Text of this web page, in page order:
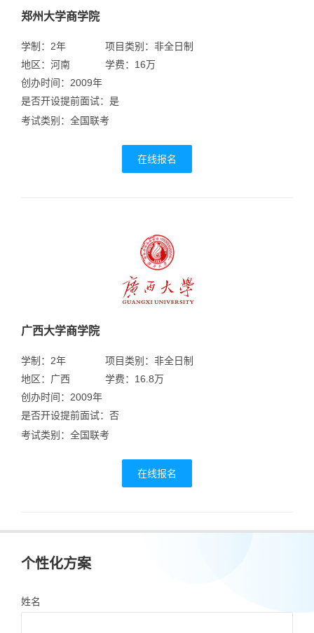
郑州大学商学院
学制：2年
地区：河南
项目类别：非全日制
学费：16万
创办时间：2009年
是否开设提前面试：是
考试类别：全国联考
在线报名
广西大学商学院
学制：2年
地区：广西
项目类别：非全日制
学费：16.8万
创办时间：2009年
是否开设提前面试：否
考试类别：全国联考
在线报名
个性化方案
姓名